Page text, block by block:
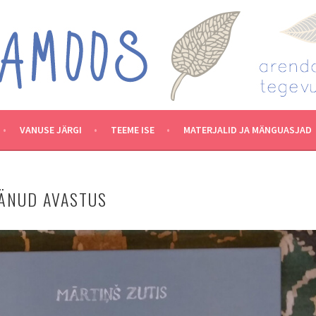
VANUSE JÄRGI TEEME ISE MATERJALID JA MÄNGUASJAD
AVASTUS